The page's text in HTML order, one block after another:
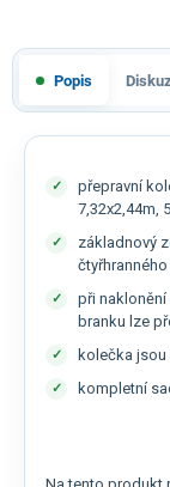
Popis
přepravní
7,32x2,44m,
základnový
při
branku lze
kolečka jsou
kompletní